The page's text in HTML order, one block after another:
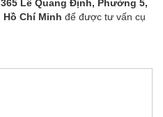
365 Lê Quang Định, Phường 5,
Chí Minh để được tư vấn cụ